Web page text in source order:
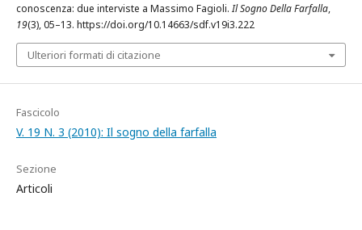
conoscenza: due interviste a Massimo Fagioli.Il Sogno Della Farfalla,
19(3), 05–13. https://doi.org/10.14663/sdf.v19i3.222
Ulteriori formati di citazione
Fascicolo
V. 19 N. 3 (2010): Il sogno della farfalla
Sezione
Articoli